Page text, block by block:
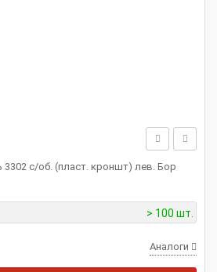
3302 с/об. (пласт. кроншт) лев. Бор
> 100 шт.
Аналоги